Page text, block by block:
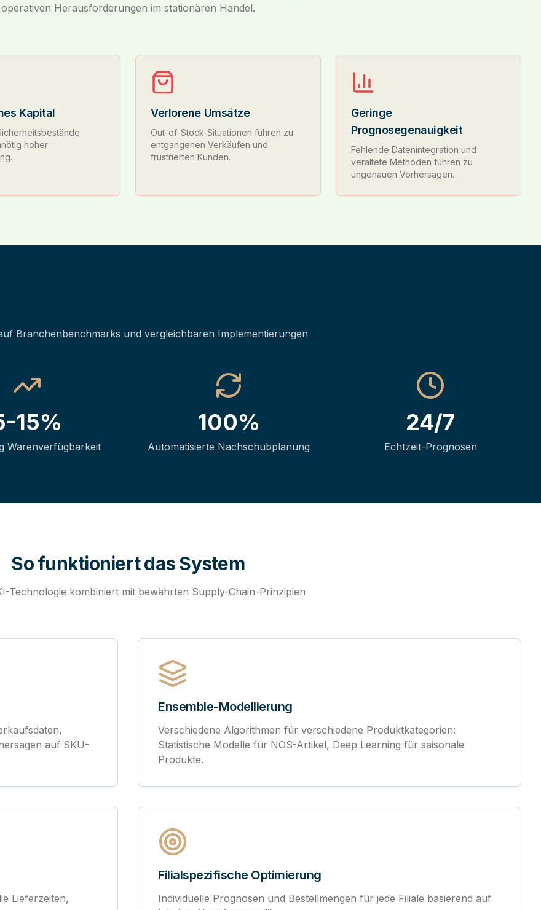
operativen Herausforderungen im stationären Handel.
Kapital
hoher
Verlorene Umsätze
Out-of-Stock-Situationen führen zu
entgangenen Verkäufen und
frustrierten Kunden.
Geringe
Prognosegenauigkeit
Fehlende Datenintegration und
veraltete Methoden führen zu
ungenauen Vorhersagen.
Branchenbenchmarks und vergleichbaren Implementierungen
15%
Warenverfügbarkeit
100%
Automatisierte Nachschubplanung
24/7
Echtzeit-Prognosen
So funktioniert das System
Technologie kombiniert mit bewährten Supply-Chain-Prinzipien
auf SKU-
Ensemble-Modellierung
Verschiedene Algorithmen für verschiedene Produktkategorien:
Statistische Modelle für NOS-Artikel, Deep Learning für saisonale
Produkte.
Lieferzeiten,
Filialspezifische Optimierung
Individuelle Prognosen und Bestellmengen für jede Filiale basierend auf